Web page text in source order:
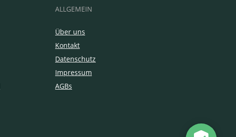
ALLGEMEIN
Über uns
Kontakt
Datenschutz
Impressum
AGBs